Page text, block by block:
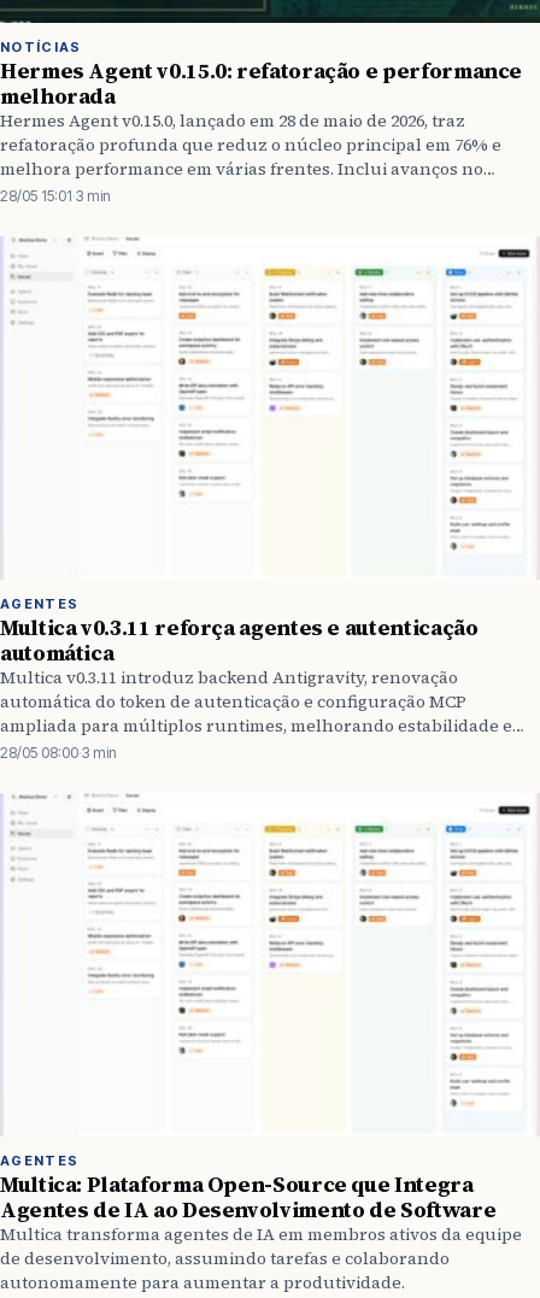
NOTÍCIAS
Hermes Agent v0.15.0: refatoração e performance
melhorada
Hermes Agent v0.15.0, lançado em 28 de maio de 2026, traz
refatoração profunda que reduz o núcleo principal em 76% e
melhora performance em várias frentes. Inclui avanços no
Kanban multiagente, segurança reforçada e integrações com
28/05 15:01·3 min
AGENTES
Multica v0.3.11 reforça agentes e autenticação
automática
Multica v0.3.11 introduz backend Antigravity, renovação
automática do token de autenticação e configuração MCP
ampliada para múltiplos runtimes, melhorando estabilidade e
flexibilidade do sistema.
28/05 08:00·3 min
AGENTES
Multica: Plataforma Open-Source que Integra
Agentes de IA ao Desenvolvimento de Software
Multica transforma agentes de IA em membros ativos da equipe
de desenvolvimento, assumindo tarefas e colaborando
autonomamente para aumentar a produtividade.